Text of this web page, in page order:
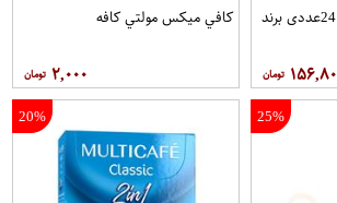
کافي ميکس 3*1 بسته 24عددی برند
کافي ميکس مولتي کافه
۲,۰۰۰
25%
20%